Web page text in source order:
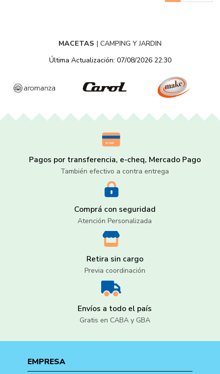
MACETAS | CAMPING Y JARDIN
Última Actualización: 07/08/2026 22:30
Pagos por transferencia, e-cheq, Mercado Pago
También efectivo a contra entrega
Comprá con seguridad
Atención Personalizada
Retira sin cargo
Previa coordinación
Envíos a todo el país
Gratis en CABA y GBA
EMPRESA